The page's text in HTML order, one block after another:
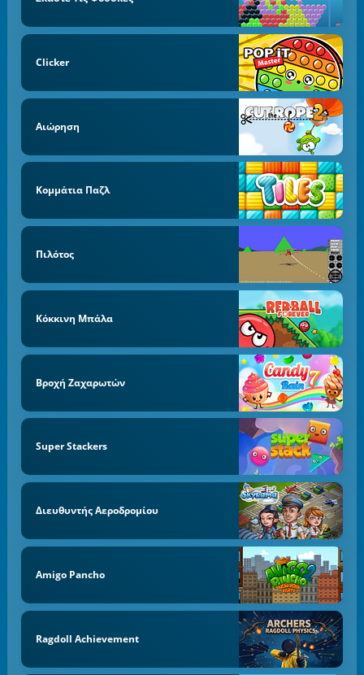
Clicker
Αιώρηση
Κομμάτια Παζλ
Πιλότος
Κόκκινη Μπάλα
Βροχή Ζαχαρωτών
Super Stackers
Διευθυντής Αεροδρομίου
Amigo Pancho
Ragdoll Achievement